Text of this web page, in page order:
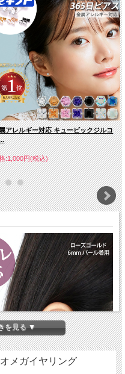
アレルギー対応 キュービックジルコ
:1,000円(税込)
を見る ▼
メガイヤリング